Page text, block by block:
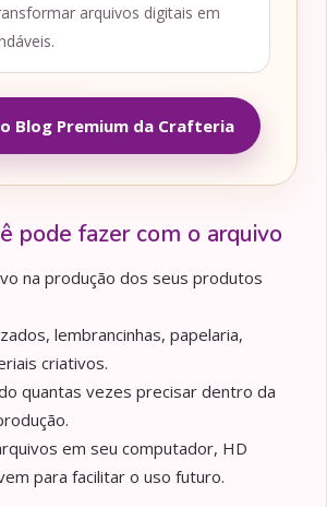
arquivos digitais em
Blog Premium da Crafteria
pode fazer com o arquivo
na produção dos seus produtos
lembrancinhas, papelaria,
criativos.
quantas vezes precisar dentro da
em seu computador, HD
para facilitar o uso futuro.